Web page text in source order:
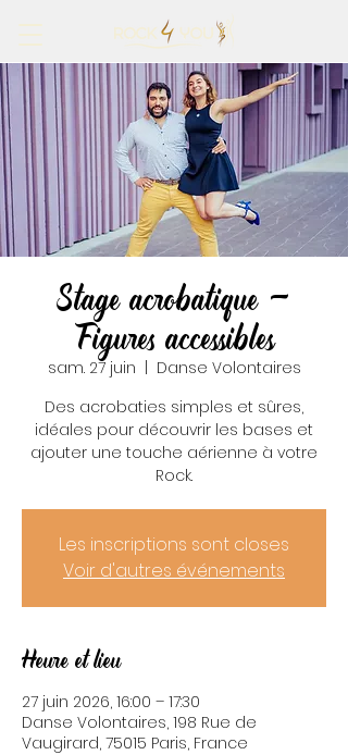
Stage acrobatique -
Figures accessibles
sam. 27 juin
Danse Volontaires
Des acrobaties simples et sûres,
idéales pour découvrir les bases et
ajouter une touche aérienne à votre
Rock.
Les inscriptions sont closes
Voir d'autres événements
Heure et lieu
27 juin 2026, 16:00 – 17:30
Danse Volontaires, 198 Rue de
Vaugirard, 75015 Paris, France